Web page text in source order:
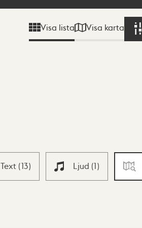
Visa lista Visa karta
Text (13) Ljud (1)